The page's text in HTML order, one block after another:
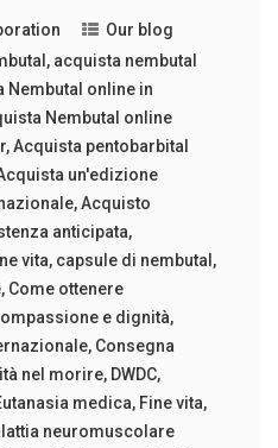
Our blog
, acquista nembutal
Nembutal online in
Nembutal online
,Acquista pentobarbital
un'edizione
,Acquisto
anticipata,
vita, capsule di nembutal ,
, Come ottenere
e dignità,
, Consegna
nel morire, DWDC,
medica, Fine vita,
neuromuscolare